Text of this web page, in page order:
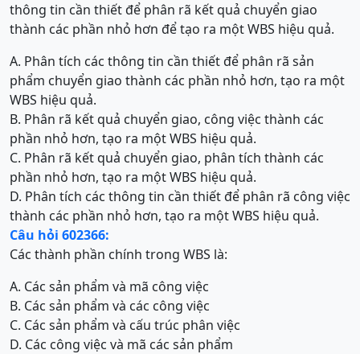
thông tin cần thiết để phân rã kết quả chuyển giao
thành các phần nhỏ hơn để tạo ra một WBS hiệu quả.
A. Phân tích các thông tin cần thiết để phân rã sản
phẩm chuyển giao thành các phần nhỏ hơn, tạo ra một
WBS hiệu quả.
B. Phân rã kết quả chuyển giao, công việc thành các
phần nhỏ hơn, tạo ra một WBS hiệu quả.
C. Phân rã kết quả chuyển giao, phân tích thành các
phần nhỏ hơn, tạo ra một WBS hiệu quả.
D. Phân tích các thông tin cần thiết để phân rã công việc
thành các phần nhỏ hơn, tạo ra một WBS hiệu quả.
Câu hỏi 602366:
Các thành phần chính trong WBS là:
A. Các sản phẩm và mã công việc
B. Các sản phẩm và các công việc
C. Các sản phẩm và cấu trúc phân việc
D. Các công việc và mã các sản phẩm